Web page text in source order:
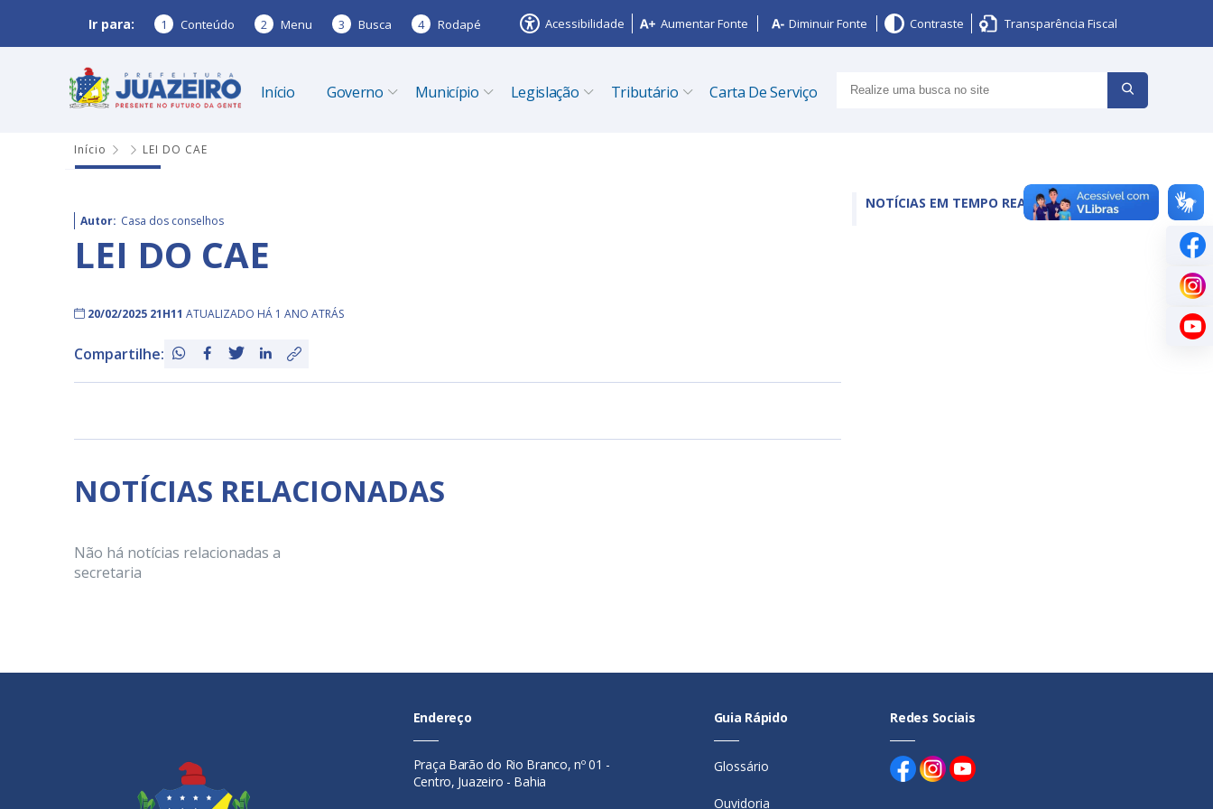
Ir para: 1 Conteúdo 2 Menu 3 Busca 4 Rodapé Acessibilidade Aumentar Fonte Diminuir Fonte Contraste Transparência Fiscal
Início Governo Município Legislação Tributário Carta De Serviço
Início LEI DO CAE
Autor: Casa dos conselhos
LEI DO CAE
20/02/2025 21H11 ATUALIZADO HÁ 1 ANO ATRÁS
Compartilhe:
NOTÍCIAS RELACIONADAS
Não há notícias relacionadas a
secretaria
NOTÍCIAS EM TEMPO REAL
Endereço
Praça Barão do Rio Branco, nº 01 -
Centro, Juazeiro - Bahia
Guia Rápido
Glossário
Ouvidoria
Redes Sociais